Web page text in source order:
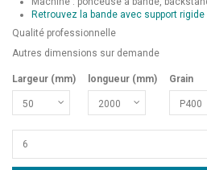
Retrouvez la bande avec support rigide
Qualité professionnelle
Autres dimensions sur demande
Largeur (mm) longueur (mm) Grain